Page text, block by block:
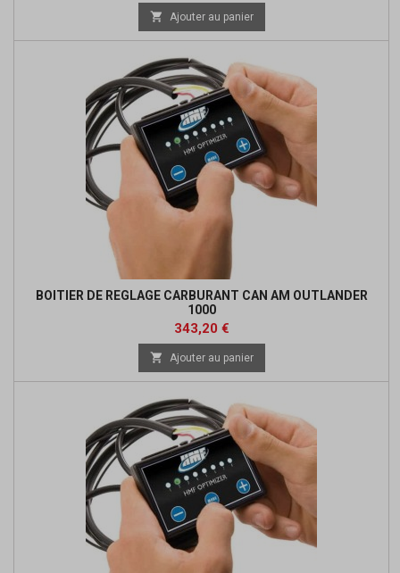
de
base
 Ajouter au panier
BOITIER DE REGLAGE CARBURANT CAN AM OUTLANDER
1000
Prix
343,20 €Prix
de
base
 Ajouter au panier